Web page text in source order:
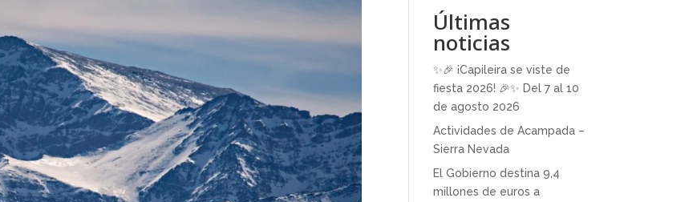
Últimas
noticias
✨🎉 ¡Capileira se viste de
fiesta 2026! 🎉✨ Del 7 al 10
de agosto 2026
Actividades de Acampada –
Sierra Nevada
El Gobierno destina 9,4
millones de euros a